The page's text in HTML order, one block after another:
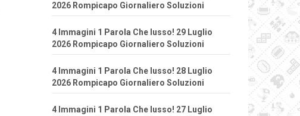
2026 Rompicapo Giornaliero Soluzioni
4 Immagini 1 Parola Che lusso! 29 Luglio
2026 Rompicapo Giornaliero Soluzioni
4 Immagini 1 Parola Che lusso! 28 Luglio
2026 Rompicapo Giornaliero Soluzioni
4 Immagini 1 Parola Che lusso! 27 Luglio